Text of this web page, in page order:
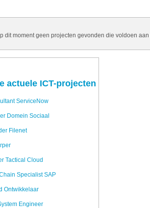
dit moment geen projecten gevonden die voldoen aan
actuele ICT-projecten
ServiceNow
Domein Sociaal
Filenet
Tactical Cloud
Specialist SAP
Ontwikkela­ar
Engineer